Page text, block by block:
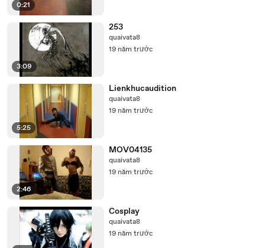
0:21
3:09
253
quaivata8
19 năm trước
5:25
Lienkhucaudition
quaivata8
19 năm trước
2:46
MOV04135
quaivata8
19 năm trước
Cosplay
quaivata8
19 năm trước